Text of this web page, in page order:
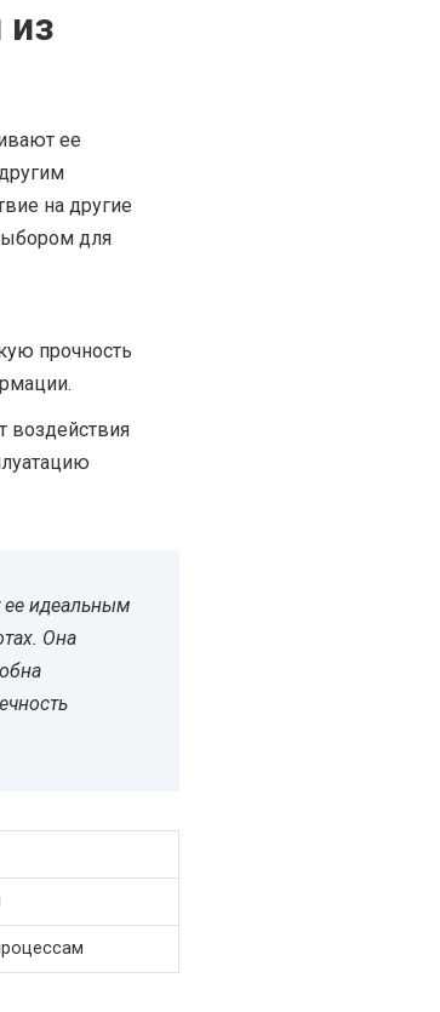
из
ее
на другие
для
прочность
воздействия
ее идеальным
Она